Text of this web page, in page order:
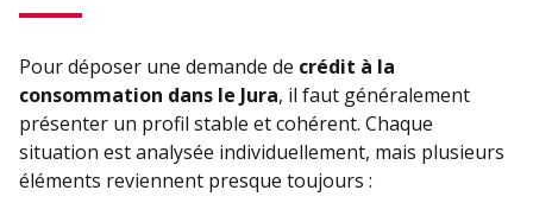
Pour déposer une demande de crédit à la
consommation dans le Jura, il faut généralement
présenter un profil stable et cohérent. Chaque
situation est analysée individuellement, mais plusieurs
éléments reviennent presque toujours :